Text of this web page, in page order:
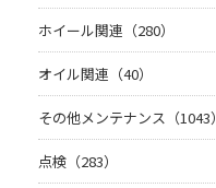
ホイール関連（280）
オイル関連（40）
その他メンテナンス（1043）
点検（283）